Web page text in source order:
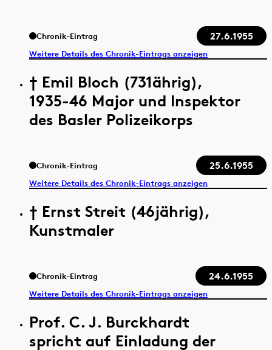
Chronik-Eintrag 27.6.1955
Weitere Details des Chronik-Eintrags anzeigen
† Emil Bloch (731ährig),
1935-46 Major und Inspektor
des Basler Polizeikorps
Chronik-Eintrag 25.6.1955
Weitere Details des Chronik-Eintrags anzeigen
† Ernst Streit (46jährig),
Kunstmaler
Chronik-Eintrag 24.6.1955
Weitere Details des Chronik-Eintrags anzeigen
Prof. C. J. Burckhardt
spricht auf Einladung der